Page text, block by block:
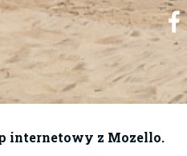
internetowy z Mozello.